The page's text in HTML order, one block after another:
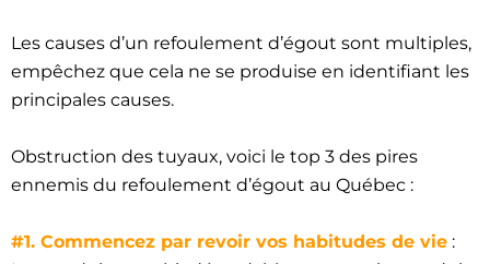
Les causes d’un refoulement d’égout sont multiples,
empêchez que cela ne se produise en identifiant les
principales causes.
Obstruction des tuyaux, voici le top 3 des pires
ennemis du refoulement d’égout au Québec :
#1. Commencez par revoir vos habitudes de vie :